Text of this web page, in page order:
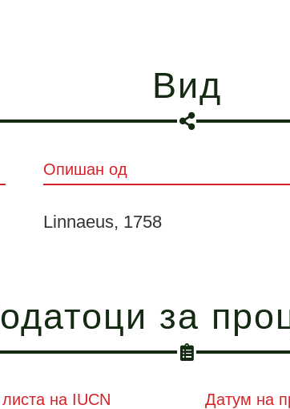
Вид
Опишан од
Linnaeus, 1758
за
на IUCN Датум на